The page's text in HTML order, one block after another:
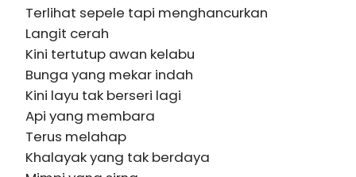
Terlihat sepele tapi menghancurkan
Langit cerah
Kini tertutup awan kelabu
Bunga yang mekar indah
Kini layu tak berseri lagi
Api yang membara
Terus melahap
Khalayak yang tak berdaya